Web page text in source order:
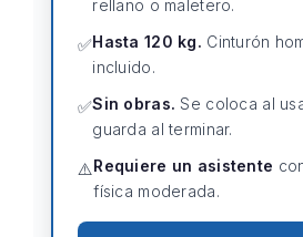
rellano o maletero.
✅Hasta 120 kg. Cinturón
incluido.
✅Sin obras. Se coloca al
guarda al terminar.
⚠️Requiere un asistente
física moderada.